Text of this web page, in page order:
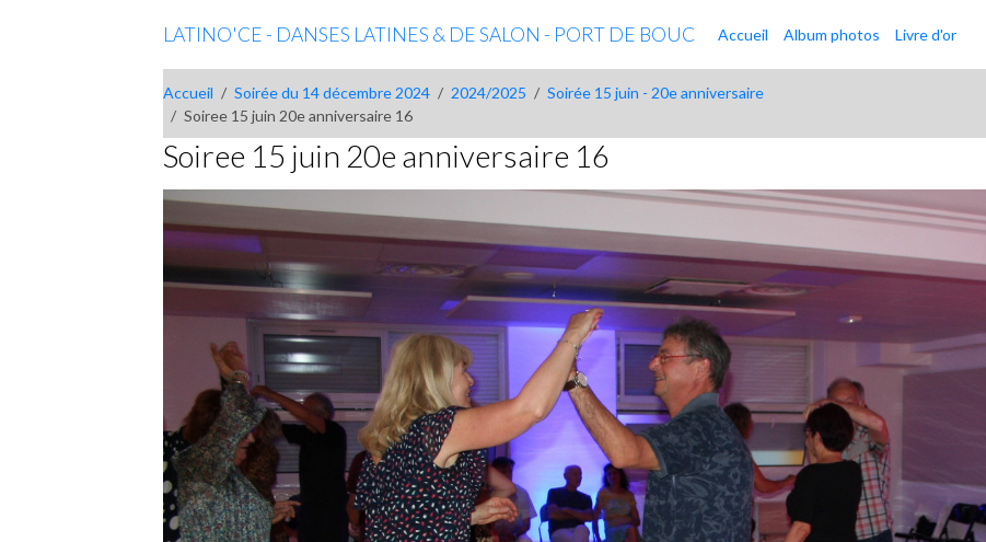
LATINO'CE - DANSES LATINES & DE SALON - PORT DE BOUC Accueil Album photos Livre d'or
Accueil Soirée du 14 décembre 2024 2024/2025
Soirée 15 juin - 20e anniversaire
Soiree 15 juin 20e anniversaire 16
Soiree 15 juin 20e anniversaire 16